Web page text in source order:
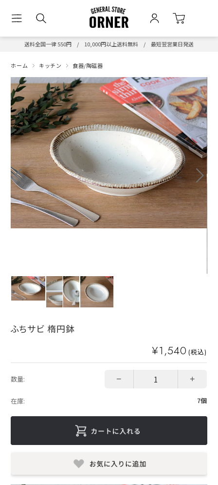
送料全国一律 550円 / 10,000円以上送料無料 / 最短翌営業日発送
ホーム キッチン 食器/陶磁器
ふちサビ 楕円鉢
¥1,540 (税込)
数量: − +
在庫: 7個